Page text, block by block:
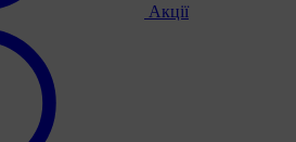
Акції